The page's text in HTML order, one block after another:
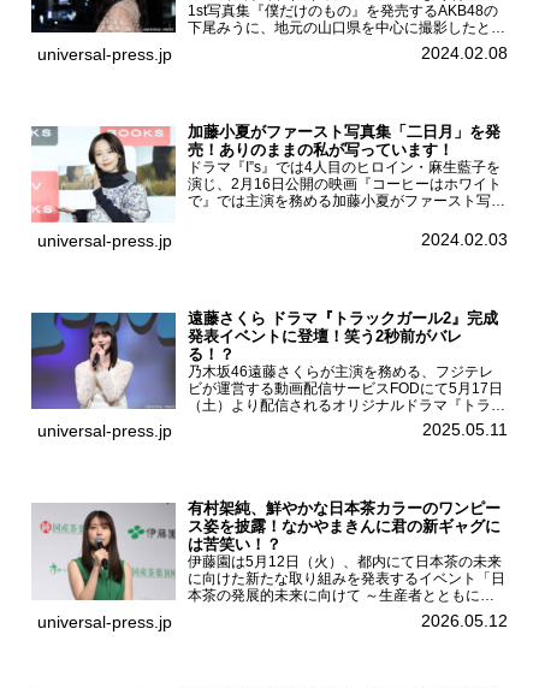
1st写真集『僕だけのもの』を発売するAKB48の
下尾みうに、地元の山口県を中心に撮影したとい
う今回の写真集についてインタビューをお願いし
た。1st写真集『僕だけのもの』を発売する
universal-press.jp 2024.02.08
加藤小夏がファースト写真集「二日月」を発
売！ありのままの私が写っています！
ドラマ『I”s』では4人目のヒロイン・麻生藍子を
演じ、2月16日公開の映画『コーヒーはホワイト
で』では主演を務める加藤小夏がファースト写真
記念イベントをHMV＆BOOKS SHIBUYAで開催
universal-press.jp 2024.02.03
遠藤さくら ドラマ『トラックガール2』完成
発表イベントに登壇！笑う2秒前がバレ
る！？
乃木坂46遠藤さくらが主演を務める、フジテレ
ビが運営する動画配信サービスFODにて5月17日
（土）より配信されるオリジナルドラマ『トラッ
クガール2』の完成発表イベントが５月10日
（土）都内で開催された。FODドラマ『トラック
universal-press.jp 2025.05.11
有村架純、鮮やかな日本茶カラーのワンピー
ス姿を披露！なかやまきんに君の新ギャグに
は苦笑い！？
伊藤園は5月12日（火）、都内にて日本茶の未来
に向けた新たな取り組みを発表するイベント「日
本茶の発展的未来に向けて ～生産者とともに。
日本茶を世界へ～」を開催。イベントには伊藤園
のCMキャラクターを務める有村架純、伊藤園よ
universal-press.jp 2026.05.12